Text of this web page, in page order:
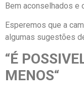
Bem aconselhados e
Esperemos que a
algumas sugestões
“É
MENOS“